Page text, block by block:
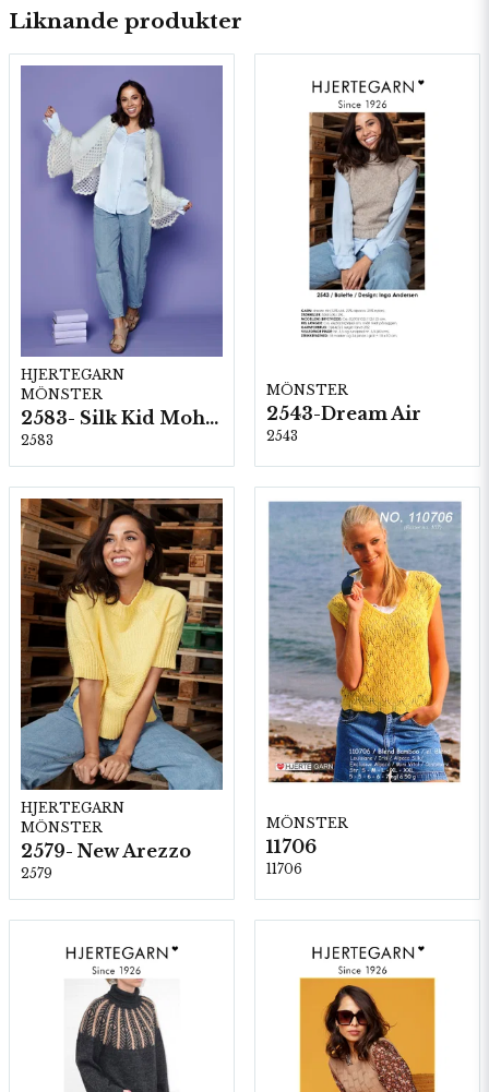
Liknande produkter
HJERTEGARN
MÖNSTER
2583- Silk Kid Mohair
2583
MÖNSTER
2543-Dream Air
2543
HJERTEGARN
MÖNSTER
2579- New Arezzo
2579
MÖNSTER
11706
11706